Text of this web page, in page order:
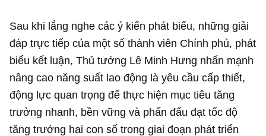
Sau khi lắng nghe các ý kiến phát biểu, những giải
đáp trực tiếp của một số thành viên Chính phủ, phát
biểu kết luận, Thủ tướng Lê Minh Hưng nhấn mạnh
nâng cao năng suất lao động là yêu cầu cấp thiết,
động lực quan trọng để thực hiện mục tiêu tăng
trưởng nhanh, bền vững và phấn đấu đạt tốc độ
tăng trưởng hai con số trong giai đoạn phát triển